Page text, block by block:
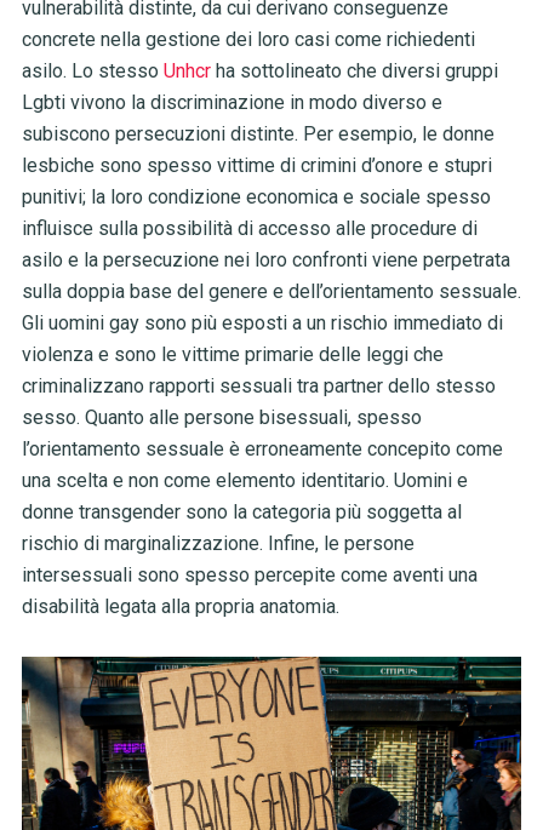
vulnerabilità distinte, da cui derivano conseguenze
concrete nella gestione dei loro casi come richiedenti
asilo. Lo stesso Unhcrha sottolineato che diversi gruppi
Lgbti vivono la discriminazione in modo diverso e
subiscono persecuzioni distinte. Per esempio, le donne
lesbiche sono spesso vittime di crimini d’onore e stupri
punitivi; la loro condizione economica e sociale spesso
influisce sulla possibilità di accesso alle procedure di
asilo e la persecuzione nei loro confronti viene perpetrata
sulla doppia base del genere e dell’orientamento sessuale.
Gli uomini gay sono più esposti a un rischio immediato di
violenza e sono le vittime primarie delle leggi che
criminalizzano rapporti sessuali tra partner dello stesso
sesso. Quanto alle persone bisessuali, spesso
l’orientamento sessuale è erroneamente concepito come
una scelta e non come elemento identitario. Uomini e
donne transgender sono la categoria più soggetta al
rischio di marginalizzazione. Infine, le persone
intersessuali sono spesso percepite come aventi una
disabilità legata alla propria anatomia.